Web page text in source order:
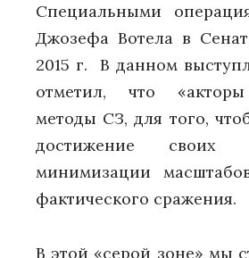
Специальными
Джозефа Вотела в
2015 г. В данном
отметил, что
методы СЗ, для того,
достижение
минимизации
фактического сражения.
В этой «серой зоне» мы